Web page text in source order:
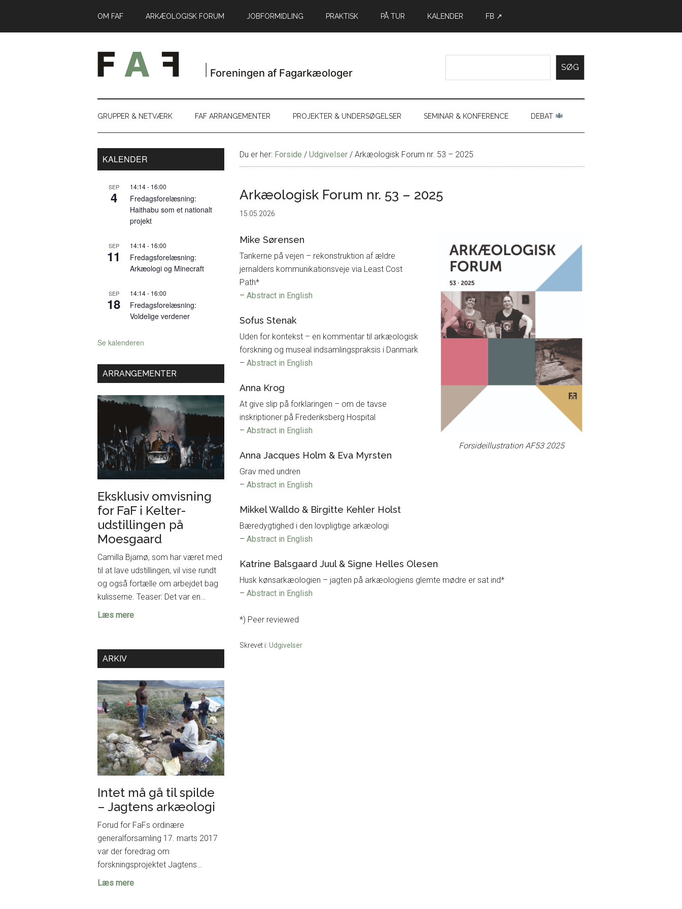
indhold
secondary
til
OM FAF ARKÆOLOGISK FORUM JOBFORMIDLING PRAKTISK PÅ TUR KALENDER FB ↗
SØG
GRUPPER & NETVÆRK FAF ARRANGEMENTER PROJEKTER & UNDERSØGELSER SEMINAR & KONFERENCE DEBAT
Du er her: Forside / Udgivelser / Arkæologisk Forum nr. 53 – 2025
Arkæologisk Forum nr. 53 – 2025
15.05.2026
Forsideillustration AF53 2025
Mike Sørensen
Tankerne på vejen – rekonstruktion af ældre
jernalders kommunikationsveje via Least Cost
Path*
– Abstract in English
Sofus Stenak
Uden for kontekst – en kommentar til arkæologisk
forskning og museal indsamlingspraksis i Danmark
– Abstract in English
Anna Krog
At give slip på forklaringen – om de tavse
inskriptioner på Frederiksberg Hospital
– Abstract in English
Anna Jacques Holm & Eva Myrsten
Grav med undren
– Abstract in English
Mikkel Walldo & Birgitte Kehler Holst
Bæredygtighed i den lovpligtige arkæologi
– Abstract in English
Katrine Balsgaard Juul & Signe Helles Olesen
Husk kønsarkæologien – jagten på arkæologiens glemte mødre er sat ind*
– Abstract in English
*) Peer reviewed
Skrevet i: Udgivelser
Sidebar
KALENDER
SEP
4
14:14- 16:00
Fredagsforelæsning:
Haithabu som et nationalt
projekt
SEP
11
14:14- 16:00
Fredagsforelæsning:
Arkæologi og Minecraft
SEP
18
14:14- 16:00
Fredagsforelæsning:
Voldelige verdener
Se kalenderen
ARRANGEMENTER
Eksklusiv omvisning
for FaF i Kelter-
udstillingen på
Moesgaard
Camilla Bjarnø, som har været med
til at lave udstillingen, vil vise rundt
og også fortælle om arbejdet bag
kulisserne. Teaser: Det var en…
Læs mereEksklusiv
i
Kelter-
udstillingen
på
Moesgaard
ARKIV
Intet må gå til spilde
– Jagtens arkæologi
Forud for FaFs ordinære
generalforsamling 17. marts 2017
var der foredrag om
forskningsprojektet Jagtens…
Læs mereIntet